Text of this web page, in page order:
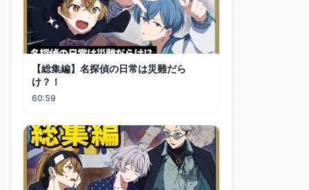
【総集編】名探偵の日常は災難だら
け？！
60:59